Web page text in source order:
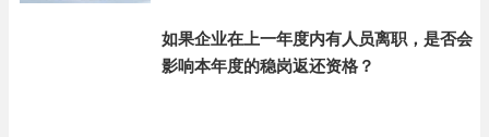
如果企业在上一年度内有人员离职，是否会
影响本年度的稳岗返还资格？